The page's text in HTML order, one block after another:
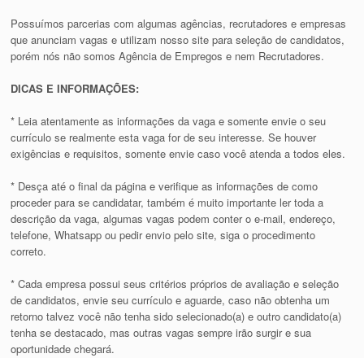
Possuímos parcerias com algumas agências, recrutadores e empresas
que anunciam vagas e utilizam nosso site para seleção de candidatos,
porém nós não somos Agência de Empregos e nem Recrutadores.
DICAS E INFORMAÇÕES:
* Leia atentamente as informações da vaga e somente envie o seu
currículo se realmente esta vaga for de seu interesse. Se houver
exigências e requisitos, somente envie caso você atenda a todos eles.
* Desça até o final da página e verifique as informações de como
proceder para se candidatar, também é muito importante ler toda a
descrição da vaga, algumas vagas podem conter o e-mail, endereço,
telefone, Whatsapp ou pedir envio pelo site, siga o procedimento
correto.
* Cada empresa possui seus critérios próprios de avaliação e seleção
de candidatos, envie seu currículo e aguarde, caso não obtenha um
retorno talvez você não tenha sido selecionado(a) e outro candidato(a)
tenha se destacado, mas outras vagas sempre irão surgir e sua
oportunidade chegará.